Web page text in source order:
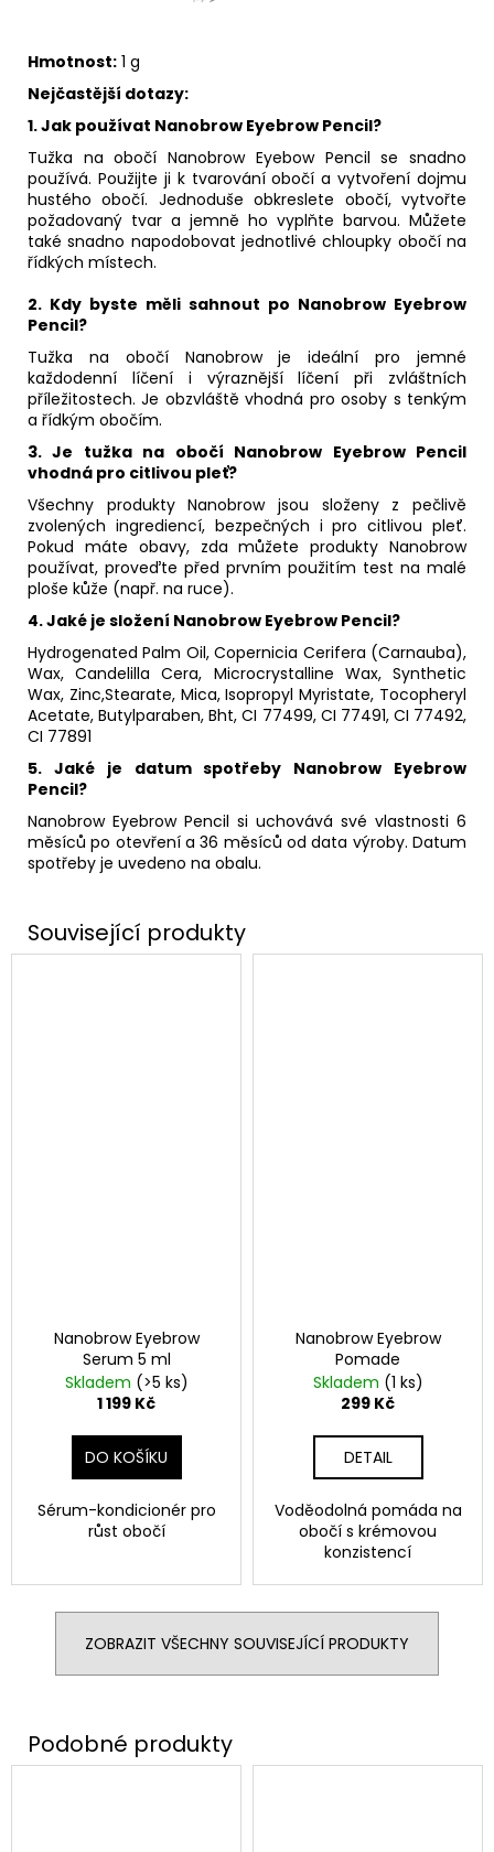
Hmotnost: 1 g
Nejčastější dotazy:
1.Jak používat Nanobrow Eyebrow Pencil?
Tužka na obočí Nanobrow Eyebow Pencil se snadno
používá. Použijte ji k tvarování obočí a vytvoření dojmu
hustého obočí. Jednoduše obkreslete obočí, vytvořte
požadovaný tvar a jemně ho vyplňte barvou. Můžete
také snadno napodobovat jednotlivé chloupky obočí na
řídkých místech.
2. Kdy byste měli sahnout po Nanobrow Eyebrow
Pencil?
Tužka na obočí Nanobrow je ideální pro jemné
každodenní líčení i výraznější líčení při zvláštních
příležitostech. Je obzvláště vhodná pro osoby s tenkým
a řídkým obočím.
3.Je tužka na obočí Nanobrow Eyebrow Pencil
vhodná pro citlivou pleť?
Všechny produkty Nanobrow jsou složeny z pečlivě
zvolených ingrediencí, bezpečných i pro citlivou pleť.
Pokud máte obavy, zda můžete produkty Nanobrow
používat, proveďte před prvním použitím test na malé
ploše kůže (např. na ruce).
4.Jaké je složení Nanobrow Eyebrow Pencil?
Hydrogenated Palm Oil, Copernicia Cerifera (Carnauba),
Wax, Candelilla Cera, Microcrystalline Wax, Synthetic
Wax, Zinc,Stearate, Mica, Isopropyl Myristate, Tocopheryl
Acetate, Butylparaben, Bht, CI 77499, CI 77491, CI 77492,
CI 77891
5. Jaké je datum spotřeby Nanobrow Eyebrow
Pencil?
Nanobrow Eyebrow Pencil si uchovává své vlastnosti 6
měsíců po otevření a 36 měsíců od data výroby. Datum
spotřeby je uvedeno na obalu.
Nanobrow Eyebrow
Serum 5 ml
Skladem (>5 ks)
1 199 Kč
DO KOŠÍKU
Sérum-kondicionér pro
růst obočí
Nanobrow Eyebrow
Pomade
Skladem (1 ks)
299 Kč
DETAIL
Voděodolná pomáda na
obočí s krémovou
konzistencí
ZOBRAZIT VŠECHNY SOUVISEJÍCÍ PRODUKTY